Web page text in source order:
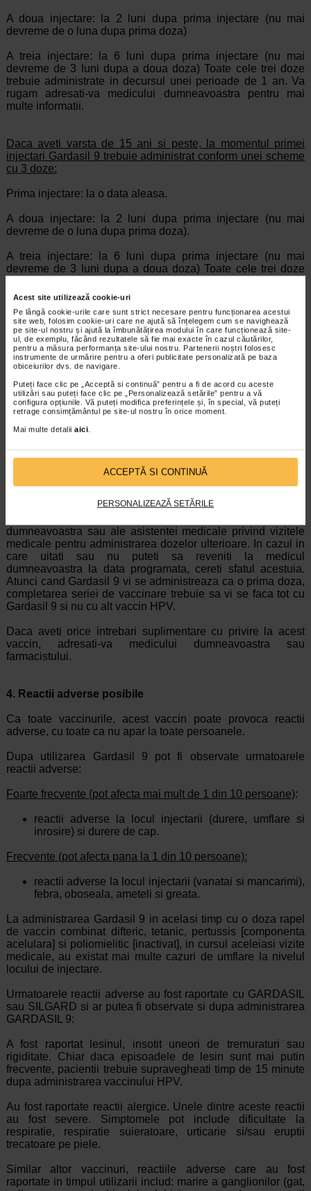
Acest site utilizează cookie-uri
Pe lângă cookie-urile care sunt strict necesare pentru funcționarea acestui
site web, folosim cookie-uri care ne ajută să înțelegem cum se navighează
pe site-ul nostru și ajută la îmbunătățirea modului în care funcționează site-
ul, de exemplu, făcând rezultatele să fie mai exacte în cazul căutărilor,
pentru a măsura performanța site-ului nostru. Partenerii noștri folosesc
instrumente de urmărire pentru a oferi publicitate personalizată pe baza
obiceiurilor dvs. de navigare.
Puteți face clic pe „Acceptă si continuă” pentru a fi de acord cu aceste
utilizări sau puteți face clic pe „Personalizează setările” pentru a vă
configura opțiunile. Vă puteți modifica preferințele și, în special, vă puteți
retrage consimțământul pe site-ul nostru în orice moment.
Mai multe detalii aici
ACCEPTĂ SI CONTINUĂ
PERSONALIZEAZĂ SETĂRILE
A doua injectare: la 2 luni dupa prima injectare (nu mai
devreme de o luna dupa prima doza)
A treia injectare: la 6 luni dupa prima injectare (nu mai
devreme de 3 luni dupa a doua doza) Toate cele trei doze
trebuie administrate in decursul unei perioade de 1 an. Va
rugam adresati-va medicului dumneavoastra pentru mai
multe informatii.
Daca aveti varsta de 15 ani si peste, la momentul primei
injectari Gardasil 9 trebuie administrat conform unei scheme
cu 3 doze:
Prima injectare: la o data aleasa.
A doua injectare: la 2 luni dupa prima injectare (nu mai
devreme de o luna dupa prima doza).
A treia injectare: la 6 luni dupa prima injectare (nu mai
devreme de 3 luni dupa a doua doza) Toate cele trei doze
rugam adresati-va medicului dumneavoastra pentru mai
multe informatii.
Se recomanda ca persoanele carora li se administreaza o
prima doza de Gardasil 9, sa completeze schema de
vaccinare tot cu Gardasil 9.
Gardasil 9 trebuie administrat sub forma unei injectii
efectuate in muschi, acul trecand prin piele (de preferat in
muschiul din partea superioara a bratului sau coapsei).
Daca ati omis o injectare programata, medicul
dumneavoastra sau ale asistentei medicale privind vizitele
medicale pentru administrarea dozelor ulterioare. In cazul in
care uitati sau nu puteti sa reveniti la medicul
dumneavoastra la data programata, cereti sfatul acestuia.
Atunci cand Gardasil 9 vi se administreaza ca o prima doza,
completarea seriei de vaccinare trebuie sa vi se faca tot cu
Gardasil 9 si nu cu alt vaccin HPV.
Daca aveti orice intrebari suplimentare cu privire la acest
vaccin, adresati-va medicului dumneavoastra sau
farmacistului.
4. Reactii adverse posibile
Ca toate vaccinurile, acest vaccin poate provoca reactii
adverse, cu toate ca nu apar la toate persoanele.
Dupa utilizarea Gardasil 9 pot fi observate urmatoarele
reactii adverse:
Foarte frecvente (pot afecta mai mult de 1 din 10 persoane):
reactii adverse la locul injectarii (durere, umflare si
inrosire) si durere de cap.
Frecvente (pot afecta pana la 1 din 10 persoane):
reactii adverse la locul injectarii (vanatai si mancarimi),
febra, oboseala, ameteli si greata.
La administrarea Gardasil 9 in acelasi timp cu o doza rapel
de vaccin combinat difteric, tetanic, pertussis [componenta
acelulara] si poliomielitic [inactivat], in cursul aceleiasi vizite
medicale, au existat mai multe cazuri de umflare la nivelul
locului de injectare.
Urmatoarele reactii adverse au fost raportate cu GARDASIL
sau SILGARD si ar putea fi observate si dupa administrarea
GARDASIL 9:
A fost raportat lesinul, insotit uneori de tremuraturi sau
rigiditate. Chiar daca episoadele de lesin sunt mai putin
frecvente, pacientii trebuie supravegheati timp de 15 minute
dupa administrarea vaccinului HPV.
Au fost raportate reactii alergice. Unele dintre aceste reactii
au fost severe. Simptomele pot include dificultate la
respiratie, respiratie suieratoare, urticarie si/sau eruptii
trecatoare pe piele.
Similar altor vaccinuri, reactiile adverse care au fost
raportate in timpul utilizarii includ: marire a ganglionilor (gat,